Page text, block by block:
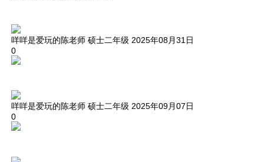
咩咩是爱玩的陈老师 硕士二年级 2025年08月31日
0
咩咩是爱玩的陈老师 硕士二年级 2025年09月07日
0